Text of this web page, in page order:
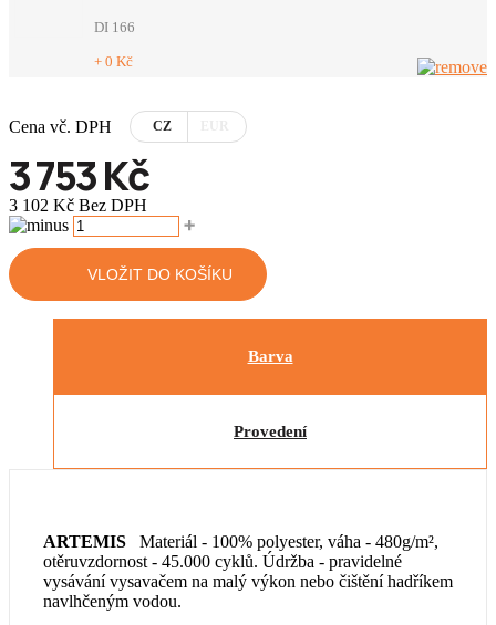
DI 166
+ 0 Kč
Cena vč. DPH CZ
3 753 Kč
3 102 Kč Bez DPH
VLOŽIT DO KOŠÍKU
Barva
Provedení
ARTEMIS
Materiál - 100% polyester, váha - 480g/m²,
otěruvzdornost - 45.000 cyklů. Údržba - pravidelné
vysávání vysavačem na malý výkon nebo čištění hadříkem
navlhčeným vodou.